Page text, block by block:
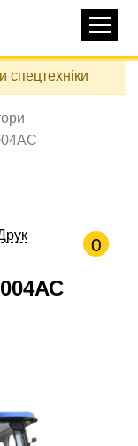
спецтехніки
0